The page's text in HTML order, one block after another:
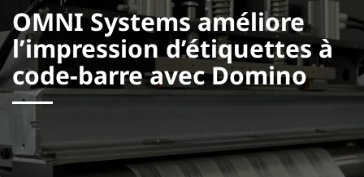
OMNI Systems améliore
l’impression d’étiquettes à
code-barre avec Domino